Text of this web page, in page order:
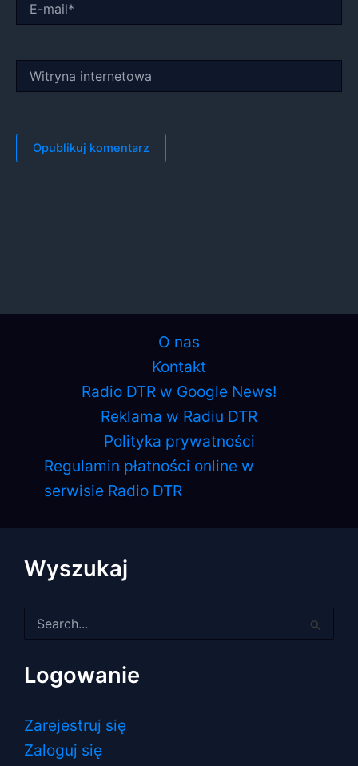
mail*
internetowa
O nas
Kontakt
Radio DTR w Google News!
Reklama w Radiu DTR
Polityka prywatności
Regulamin płatności online w
serwisie Radio DTR
Wyszukaj
dla:
Logowanie
Zarejestruj się
Zaloguj się